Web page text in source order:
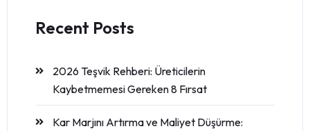
Recent Posts
2026 Teşvik Rehberi: Üreticilerin
Kaybetmemesi Gereken 8 Fırsat
Kar Marjını Artırma ve Maliyet Düşürme: